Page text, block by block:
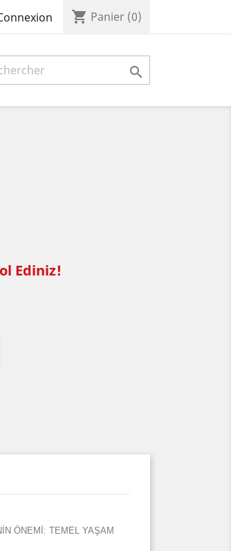
shopping_cart Panier (0)

Ediniz!
ÖNEMİ: TEMEL YAŞAM